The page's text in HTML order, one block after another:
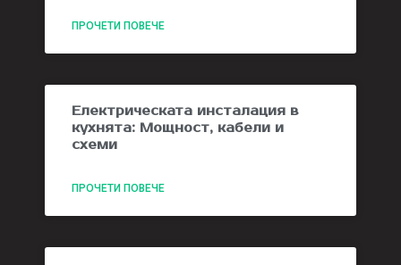
ПРОЧЕТИ ПОВЕЧЕ
Електрическата инсталация в
кухнята: Мощност, кабели и
схеми
ПРОЧЕТИ ПОВЕЧЕ